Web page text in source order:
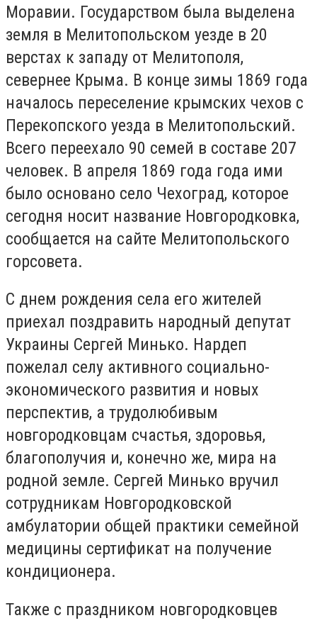
Моравии. Государством была выделена
земля в Мелитопольском уезде в 20
верстах к западу от Мелитополя,
севернее Крыма. В конце зимы 1869 года
началось переселение крымских чехов с
Перекопского уезда в Мелитопольский.
Всего переехало 90 семей в составе 207
человек. В апреля 1869 года года ими
было основано село Чехоград, которое
сегодня носит название Новгородковка,
сообщается на сайте Мелитопольского
горсовета.
С днем ​​рождения села его жителей
приехал поздравить народный депутат
Украины Сергей Минько. Нардеп
пожелал селу активного социально-
экономического развития и новых
перспектив, а трудолюбивым
новгородковцам счастья, здоровья,
благополучия и, конечно же, мира на
родной земле. Сергей Минько вручил
сотрудникам Новгородковской
амбулатории общей практики семейной
медицины сертификат на получение
кондиционера.
Также с праздником новгородковцев